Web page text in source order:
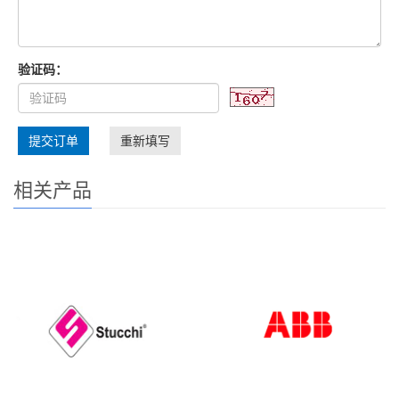
验证码：
提交订单 重新填写
相关产品